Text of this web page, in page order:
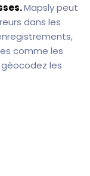
Mapsly peut
dans les
comme les
les